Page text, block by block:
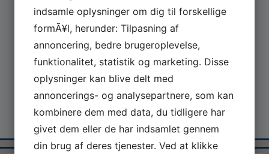
indsamle oplysninger om dig til forskellige
formÃ¥l, herunder: Tilpasning af
annoncering, bedre brugeroplevelse,
funktionalitet, statistik og marketing. Disse
oplysninger kan blive delt med
annoncerings- og analysepartnere, som kan
kombinere dem med data, du tidligere har
givet dem eller de har indsamlet gennem
din brug af deres tjenester. Ved at klikke